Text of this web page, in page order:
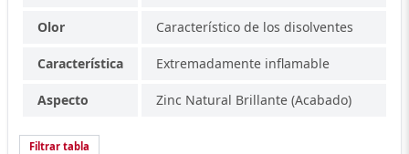
Olor Característico de los disolventes
Característica Extremadamente inflamable
Aspecto Zinc Natural Brillante (Acabado)
Filtrar tabla